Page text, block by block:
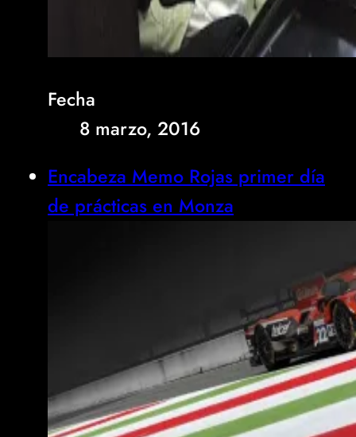
Fecha
8 marzo, 2016
Encabeza Memo Rojas primer día
de prácticas en Monza